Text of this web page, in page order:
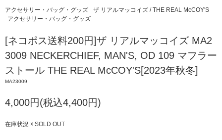
アクセサリー・バッグ・グッズ
ザ リアルマッコイズ / THE REAL McCOY'S
アクセサリー・バッグ・グッズ
[ネコポス送料200円]ザ リアルマッコイズ MA2
3009 NECKERCHIEF, MAN'S, OD 109 マフラー
ストール THE REAL McCOY'S[2023年秋冬]
MA23009
4,000円(税込4,400円)
在庫状況 ☓ SOLD OUT